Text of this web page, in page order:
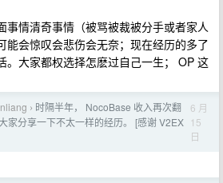
事情清奇事情（被骂被裁被分手或者家人
能会惊叹会悲伤会无奈；现在经历的多了
。大家都权选择怎麽过自己一生； OP 这
› 时隔半年， NocoBase 收入再次翻
家分享一下不太一样的经历。 [感谢 V2EX
6 月
15
日